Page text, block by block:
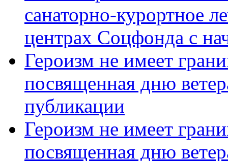
санаторно-курортное
центрах Соцфонда с
Героизм не имеет
посвященная дню
публикации
Героизм не имеет
посвященная дню